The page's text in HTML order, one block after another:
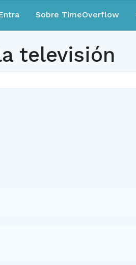
Sobre TimeOverflow
televisión